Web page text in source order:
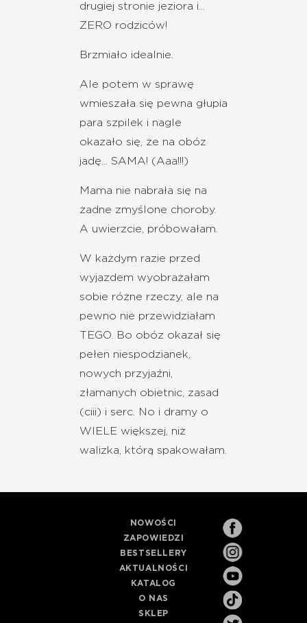
drugiej stronie jeziora i...
ZERO rodziców!
Brzmiało idealnie.
Ale potem w sprawę
wmieszała się pewna głupia
para szpilek i nagle
okazało się, że na obóz
jadę... SAMA! (Aaa!!!)
Mama nie nabrała się na
żadne zmyślone choroby.
A uwierzcie, próbowałam.
W każdym razie przed
wyjazdem wyobrażałam
sobie różne rzeczy, ale na
pewno nie przewidziałam
TEGO. Bo obóz okazał się
pełen niespodzianek,
nowych przyjaźni,
złamanych obietnic, zasad
(ciii) i serc. No i dramy o
WIELE większej, niż
walizka, którą spakowałam.
NOWOŚCI
ZAPOWIEDZI
BESTSELLERY
AKTUALNOŚCI
KATALOG
O NAS
SKLEP